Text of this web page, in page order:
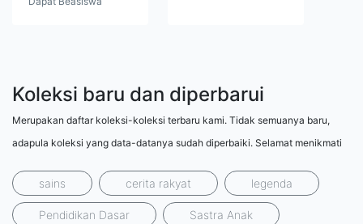
Koleksi baru dan diperbarui
Merupakan daftar koleksi-koleksi terbaru kami. Tidak semuanya baru,
adapula koleksi yang data-datanya sudah diperbaiki. Selamat menikmati
sains cerita rakyat legenda
Pendidikan Dasar Sastra Anak